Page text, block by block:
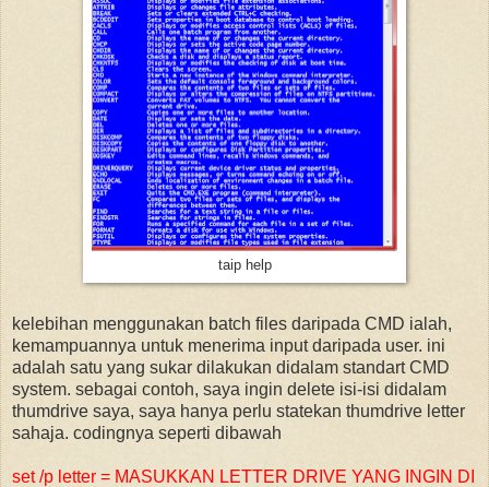
taip help
kelebihan menggunakan batch files daripada CMD ialah,
kemampuannya untuk menerima input daripada user. ini
adalah satu yang sukar dilakukan didalam standart CMD
system. sebagai contoh, saya ingin delete isi-isi didalam
thumdrive saya, saya hanya perlu statekan thumdrive letter
sahaja. codingnya seperti dibawah
set /p letter = MASUKKAN LETTER DRIVE YANG INGIN DI